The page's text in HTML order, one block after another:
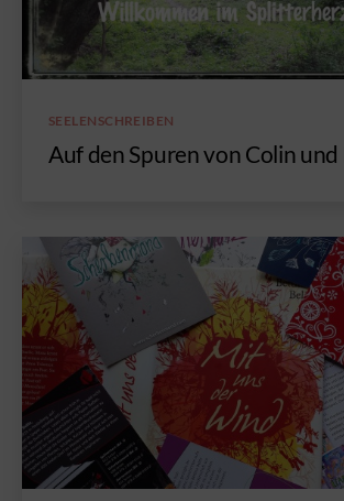
Kategorien
SEELENSCHREIBEN
Auf den Spuren von Colin und